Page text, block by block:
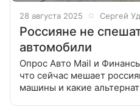
28 августа 2025 Сергей
Россияне не
автомобили
Опрос Авто Mail и
что сейчас мешает
машины и какие